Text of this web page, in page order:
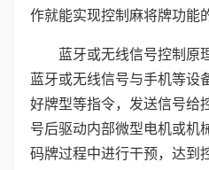
作就能实现控制麻将牌功能
蓝牙或无线信号控制原
蓝牙或无线信号与手机等设
好牌型等指令，发送信号给
号后驱动内部微型电机或机
码牌过程中进行干预，达到